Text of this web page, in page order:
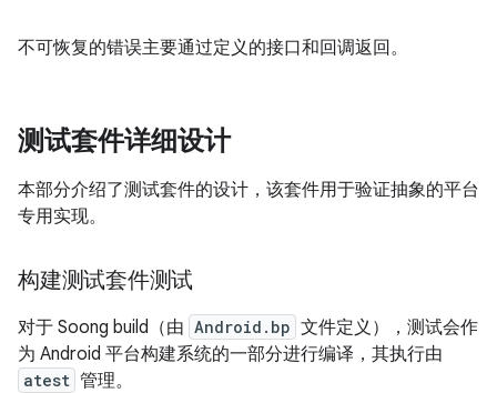
不可恢复的错误主要通过定义的接口和回调返回。
测试套件详细设计
本部分介绍了测试套件的设计，该套件用于验证抽象的平台
专用实现。
构建测试套件测试
对于 Soong build（由 Android.bp 文件定义），测试会作
为 Android 平台构建系统的一部分进行编译，其执行由
atest 管理。